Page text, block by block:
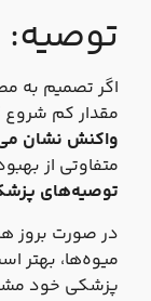
توصیه:
اگر تصمیم به
مقدار کم شروع
واکنش نشان
متفاوتی از
توصیه‌های
در صورت بروز
میوه‌ها، بهتر
پزشکی خود